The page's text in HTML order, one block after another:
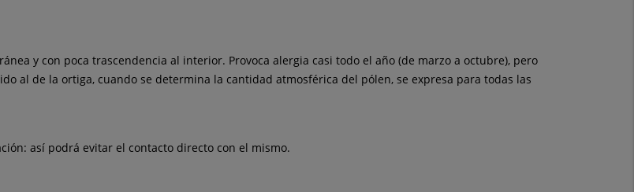
y con poca trascendencia al interior. Provoca alergia casi todo el año (de marzo a octubre), pero
al de la ortiga, cuando se determina la cantidad atmosférica del pólen, se expresa para todas las
así podrá evitar el contacto directo con el mismo.